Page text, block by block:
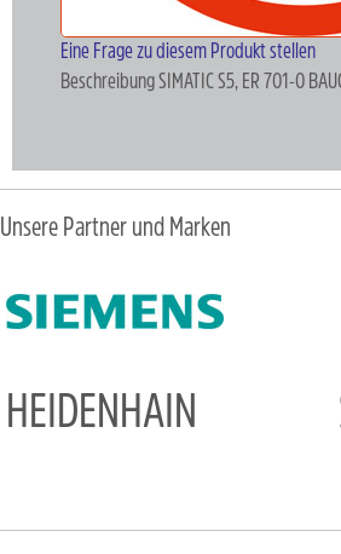
Eine Frage zu diesem Produkt stellen
BeschreibungSIMATIC S5, ER 701-0
Unsere Partner und Marken
HEIDENHAIN